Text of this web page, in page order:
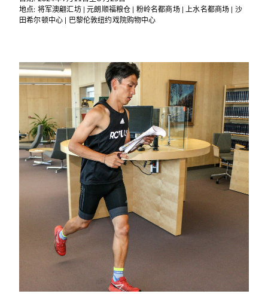
地点: 将军澳翩汇坊 | 元朗顺福粮仓 | 粉岭名都商场 | 上水名都商场 | 沙
田希尔顿中心 | 巴黎伦敦纽约戏院购物中心